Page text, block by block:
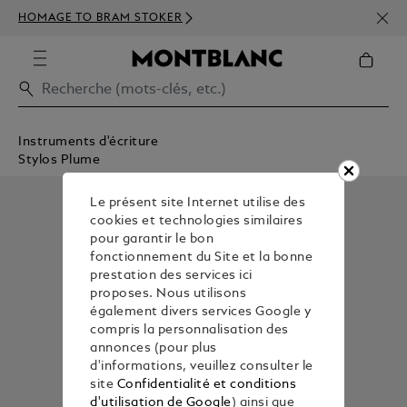
HOMAGE TO BRAM STOKER
350€
Instruments d'écriture
Stylos Plume
Le présent site Internet utilise des
cookies et technologies similaires
pour garantir le bon
fonctionnement du Site et la bonne
prestation des services ici
proposes. Nous utilisons
également divers services Google y
compris la personnalisation des
annonces (pour plus
d'informations, veuillez consulter le
site Confidentialité et conditions
d'utilisation de Google) ainsi que